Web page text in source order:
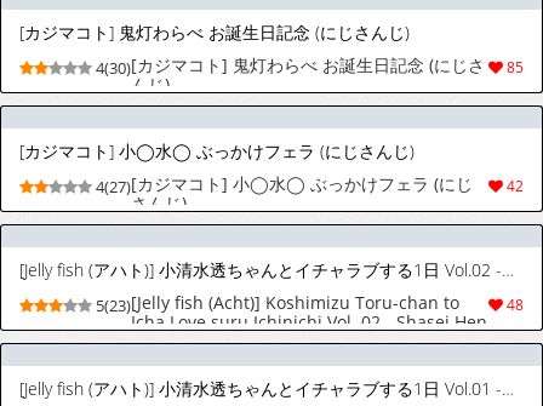
[カジマコト] 鬼灯わらべ お誕生日記念 (にじさんじ)
85
4(30)[カジマコト] 鬼灯わらべ お誕生日記念 (にじさ
んじ)
[カジマコト] 小◯水◯ ぶっかけフェラ (にじさんじ)
42
4(27)[カジマコト] 小◯水◯ ぶっかけフェラ (にじ
さんじ)
[Jelly fish (アハト)] 小清水透ちゃんとイチャラブする1日 Vol.02 -射精編- (小清水透)
48
5(23)[Jelly fish (Acht)] Koshimizu Toru-chan to
Icha Love suru Ichinichi Vol. 02 - Shasei Hen
(Koshimizu Toru)
[Jelly fish (アハト)] 小清水透ちゃんとイチャラブする1日 Vol.01 -手コキ編- (小清水透)